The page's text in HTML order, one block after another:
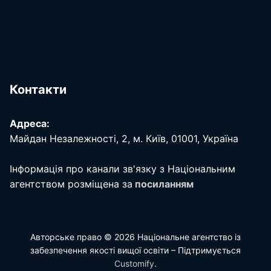
Контакти
Адреса:
Майдан Незалежності, 2, м. Київ, 01001, Україна
Інформація про канали зв'язку з Національним
агентством розміщена за посиланням
Авторське право © 2026 Національне агентство із
забезпечення якості вищої освіти – Підтримується
Customify.